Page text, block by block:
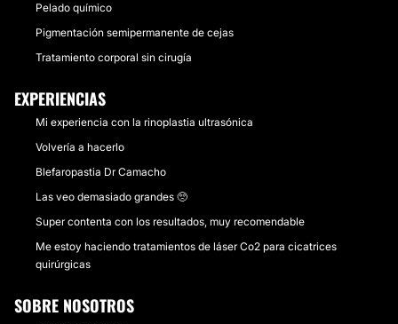
Pelado químico
Pigmentación semipermanente de cejas
Tratamiento corporal sin cirugía
EXPERIENCIAS
Mi experiencia con la rinoplastia ultrasónica
Volvería a hacerlo
Blefaropastia Dr Camacho
Las veo demasiado grandes 🥺
Super contenta con los resultados, muy recomendable
Me estoy haciendo tratamientos de láser Co2 para cicatrices
quirúrgicas
SOBRE NOSOTROS